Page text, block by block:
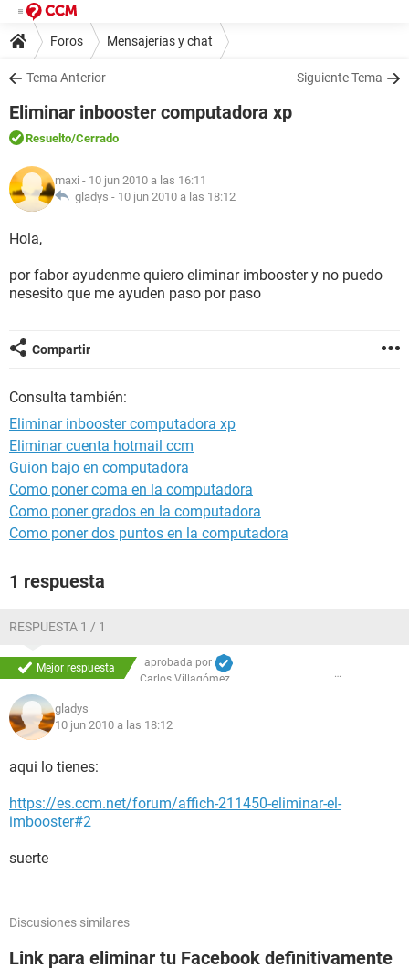
Foros Mensajerías y chat
Tema Anterior Siguiente Tema
Eliminar inbooster computadora xp
Resuelto/Cerrado
maxi - 10 jun 2010 a las 16:11
gladys - 10 jun 2010 a las 18:12
Hola,
por fabor ayudenme quiero eliminar imbooster y no puedo
nesesito que me ayuden paso por paso
Compartir
Consulta también:
Eliminar inbooster computadora xp
Eliminar cuenta hotmail ccm
Guion bajo en computadora
Como poner coma en la computadora
Como poner grados en la computadora
Como poner dos puntos en la computadora
1 respuesta
RESPUESTA 1 / 1
Mejor respuesta
aprobada por
Carlos Villagómez
gladys
10 jun 2010 a las 18:12
aqui lo tienes:
https://es.ccm.net/forum/affich-211450-eliminar-el-
imbooster#2
suerte
Discusiones similares
Link para eliminar tu Facebook definitivamente